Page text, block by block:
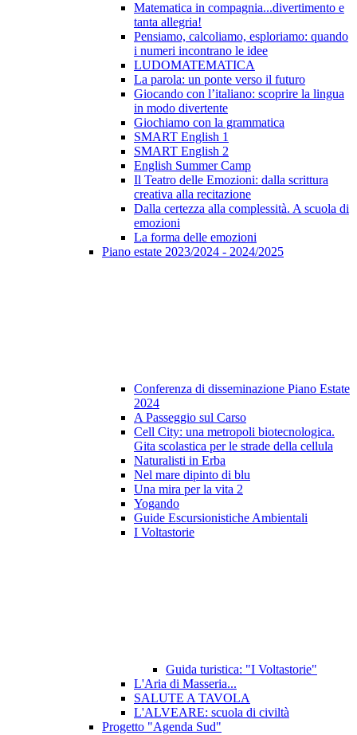
Matematica in compagnia...divertimento e
tanta allegria!
Pensiamo, calcoliamo, esploriamo: quando
i numeri incontrano le idee
LUDOMATEMATICA
La parola: un ponte verso il futuro
Giocando con l’italiano: scoprire la lingua
in modo divertente
Giochiamo con la grammatica
SMART English 1
SMART English 2
English Summer Camp
Il Teatro delle Emozioni: dalla scrittura
creativa alla recitazione
Dalla certezza alla complessità. A scuola di
emozioni
La forma delle emozioni
Piano estate 2023/2024 - 2024/2025
Conferenza di disseminazione Piano Estate
2024
A Passeggio sul Carso
Cell City: una metropoli biotecnologica.
Gita scolastica per le strade della cellula
Naturalisti in Erba
Nel mare dipinto di blu
Una mira per la vita 2
Yogando
Guide Escursionistiche Ambientali
I Voltastorie
Guida turistica: "I Voltastorie"
L'Aria di Masseria...
SALUTE A TAVOLA
L'ALVEARE: scuola di civiltà
Progetto "Agenda Sud"